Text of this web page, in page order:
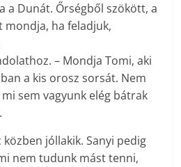
a Dunát. Őrségből szökött, a
mondja, ha feladjuk,
– Mondja Tomi, aki
a kis orosz sorsát. Nem
sem vagyunk elég bátrak
jóllakik. Sanyi pedig
nem tudunk mást tenni,